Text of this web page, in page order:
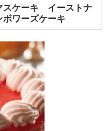
スケーキ イーストナ
ワーズケーキ